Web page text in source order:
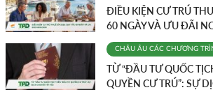
ĐIỀU KIỆN CƯ TRÚ
60 NGÀY VÀ ƯU ĐÃI
CHÂU ÂU CÁC CHƯƠNG
TỪ “ĐẦU TƯ QUỐC
QUYỀN CƯ TRÚ”: SỰ